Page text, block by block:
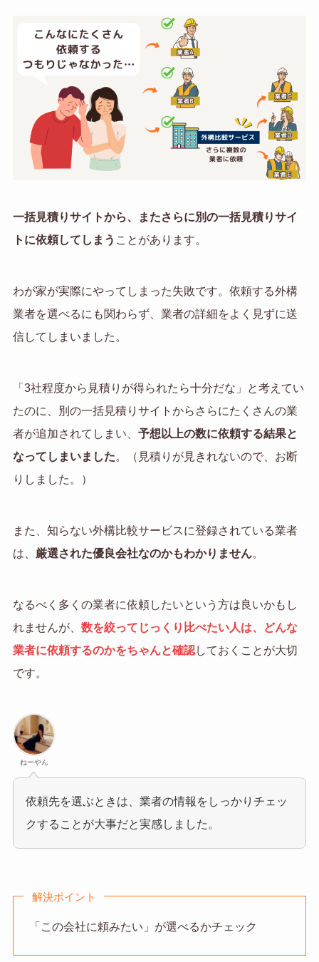
一括見積りサイトから、またさらに別の一括見積りサイ
トに依頼してしまう ことがあります。
わが家が実際にやってしまった失敗です。依頼する外構
業者を選べるにも関わらず、業者の詳細をよく見ずに送
信してしまいました。
「3社程度から見積りが得られたら十分だな」と考えてい
たのに、別の一括見積りサイトからさらにたくさんの業
者が追加されてしまい、 予想以上の数に依頼する結果と
なってしまいました。（見積りが見きれないので、お断
りしました。）
また、知らない外構比較サービスに登録されている業者
は、 厳選された優良会社なのかもわかりません。
なるべく多くの業者に依頼したいという方は良いかもし
れませんが、 数を絞ってじっくり比べたい人は、どんな
業者に依頼するのかをちゃんと確認しておくことが大切
です。
ねーやん
依頼先を選ぶときは、業者の情報をしっかりチェッ
クすることが大事だと実感しました。
解決ポイント
「この会社に頼みたい」が選べるかチェック